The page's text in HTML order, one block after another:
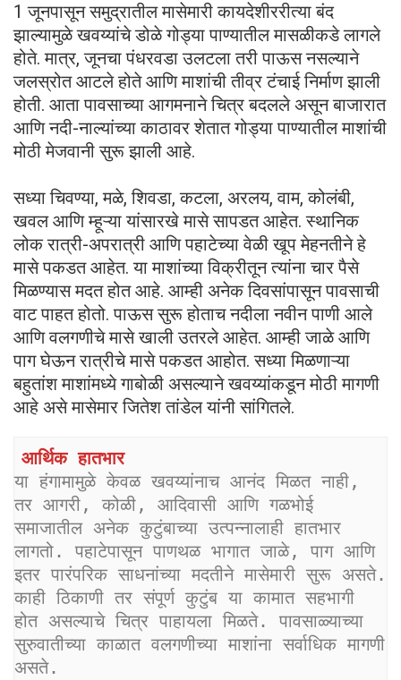
1 जूनपासून समुद्रातील मासेमारी कायदेशीररीत्या बंद
झाल्यामुळे खवय्यांचे डोळे गोड्या पाण्यातील मासळीकडे लागले
होते. मात्र, जूनचा पंधरवडा उलटला तरी पाऊस नसल्याने
जलस्रोत आटले होते आणि माशांची तीव्र टंचाई निर्माण झाली
होती. आता पावसाच्या आगमनाने चित्र बदलले असून बाजारात
आणि नदी-नाल्यांच्या काठावर शेतात गोड्या पाण्यातील माशांची
मोठी मेजवानी सुरू झाली आहे.
सध्या चिवण्या, मळे, शिवडा, कटला, अरलय, वाम, कोलंबी,
खवल आणि म्हूऱ्या यांसारखे मासे सापडत आहेत. स्थानिक
लोक रात्री-अपरात्री आणि पहाटेच्या वेळी खूप मेहनतीने हे
मासे पकडत आहेत. या माशांच्या विक्रीतून त्यांना चार पैसे
मिळण्यास मदत होत आहे. आम्ही अनेक दिवसांपासून पावसाची
वाट पाहत होतो. पाऊस सुरू होताच नदीला नवीन पाणी आले
आणि वलगणीचे मासे खाली उतरले आहेत. आम्ही जाळे आणि
पाग घेऊन रात्रीचे मासे पकडत आहोत. सध्या मिळणाऱ्या
बहुतांश माशांमध्ये गाबोळी असल्याने खवय्यांकडून मोठी मागणी
आहे असे मासेमार जितेश तांडेल यांनी सांगितले.
आर्थिक हातभार
या हंगामामुळे केवळ खवय्यांनाच आनंद मिळत नाही,
तर आगरी, कोळी, आदिवासी आणि गळभोई
समाजातील अनेक कुटुंबाच्या उत्पन्नालाही हातभार
लागतो. पहाटेपासून पाणथळ भागात जाळे, पाग आणि
इतर पारंपरिक साधनांच्या मदतीने मासेमारी सुरू असते.
काही ठिकाणी तर संपूर्ण कुटुंब या कामात सहभागी
होत असल्याचे चित्र पाहायला मिळते. पावसाळ्याच्या
सुरुवातीच्या काळात वलगणीच्या माशांना सर्वाधिक मागणी
असते.